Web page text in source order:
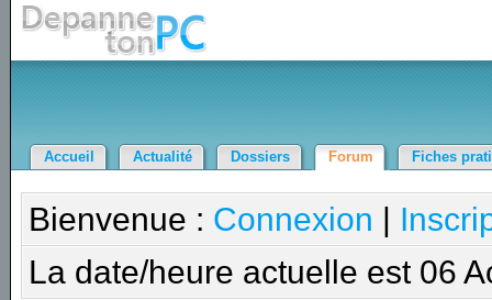
Accueil Actualité Dossiers Forum Fiches
Bienvenue : Connexion |
La date/heure actuelle est 06